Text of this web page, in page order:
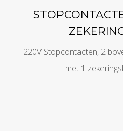
220V Stopcontacten, 2
met 1